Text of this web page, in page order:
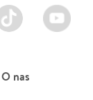
Youtube
O nas